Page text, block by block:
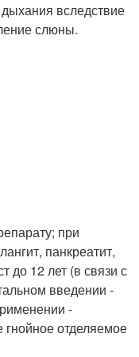
вследствие
слюны.
при
панкреатит,
до 12 лет (в связи с
введении -
-
гнойное отделяемое